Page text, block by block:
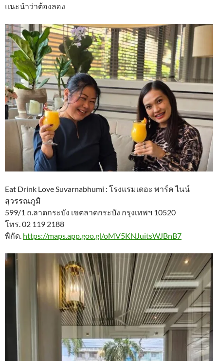
แนะนำว่าต้องลอง
Eat Drink Love Suvarnabhumi : โรงแรมเดอะ พาร์ค ไนน์
สุวรรณภูมิ
599/1 ถ.ลาดกระบัง เขตลาดกระบัง กรุงเทพฯ 10520
โทร. 02 119 2188
พิกัด. https://maps.app.goo.gl/oMV5KNJuitsWJBnB7